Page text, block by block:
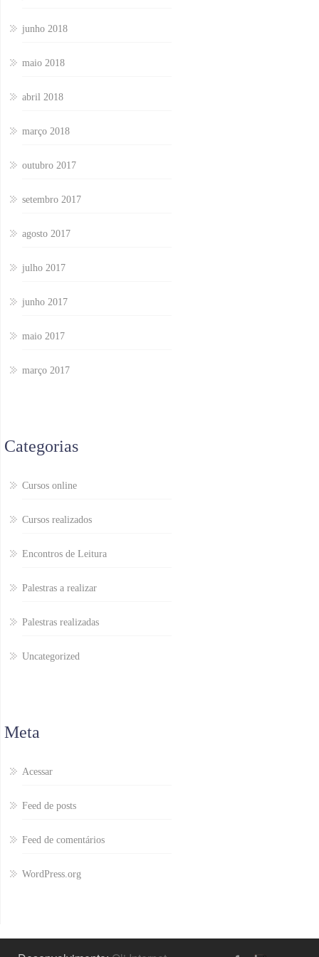
junho 2018
maio 2018
abril 2018
março 2018
outubro 2017
setembro 2017
agosto 2017
julho 2017
junho 2017
maio 2017
março 2017
Categorias
Cursos online
Cursos realizados
Encontros de Leitura
Palestras a realizar
Palestras realizadas
Uncategorized
Meta
Acessar
Feed de posts
Feed de comentários
WordPress.org